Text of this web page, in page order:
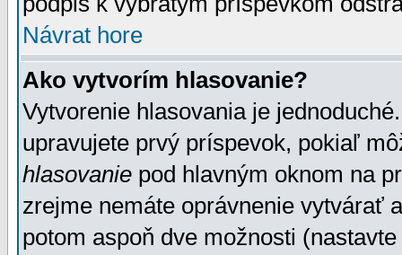
Návrat hore
Ako vytvorím hlasovanie?
Vytvorenie hlasovania je
upravujete prvý príspevok, pokiaľ
hlasovanie pod hlavným oknom na
zrejme nemáte oprávnenie vytvárať
potom aspoň dve možnosti